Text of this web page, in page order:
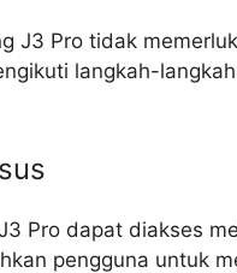
J3 Pro tidak
langkah-
Pro dapat diakses
pengguna untuk